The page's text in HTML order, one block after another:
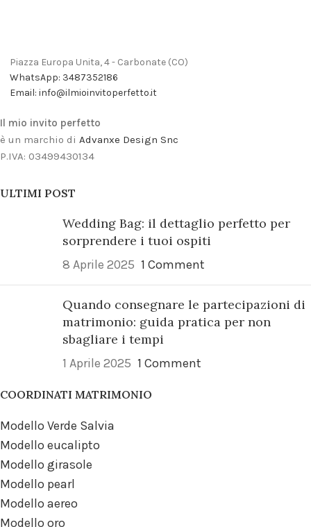
Piazza Europa Unita, 4 - Carbonate (CO)
WhatsApp: 3487352186
Email: info@ilmioinvitoperfetto.it
Il mio invito perfetto
è un marchio di Advanxe Design Snc
P.IVA: 03499430134
ULTIMI POST
Wedding Bag: il dettaglio perfetto per
sorprendere i tuoi ospiti
8 Aprile 2025 1 Comment
Quando consegnare le partecipazioni di
matrimonio: guida pratica per non
sbagliare i tempi
1 Aprile 2025 1 Comment
COORDINATI MATRIMONIO
Modello Verde Salvia
Modello eucalipto
Modello girasole
Modello pearl
Modello aereo
Modello oro